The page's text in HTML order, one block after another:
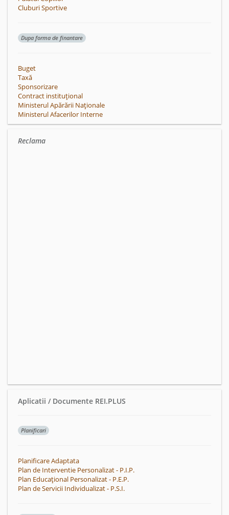
Cluburi Sportive
Dupa forma de finantare
Buget
Taxă
Sponsorizare
Contract instituțional
Ministerul Apărării Naționale
Ministerul Afacerilor Interne
Reclama
Aplicatii / Documente REI.PLUS
Planificari
Planificare Adaptata
Plan de Interventie Personalizat - P.I.P.
Plan Educațional Personalizat - P.E.P.
Plan de Servicii Individualizat - P.S.I.